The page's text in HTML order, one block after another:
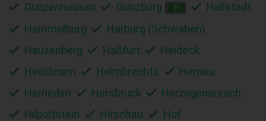
Gunzenhausen Günzburg H
Hallstadt
Hammelburg
Harburg (Schwaben)
Hauzenberg
Haßfurt
Heideck
Heilsbronn
Helmbrechts
Hemau
Herrieden
Hersbruck
Herzogenaurach
Hilpoltstein
Hirschau
Hof